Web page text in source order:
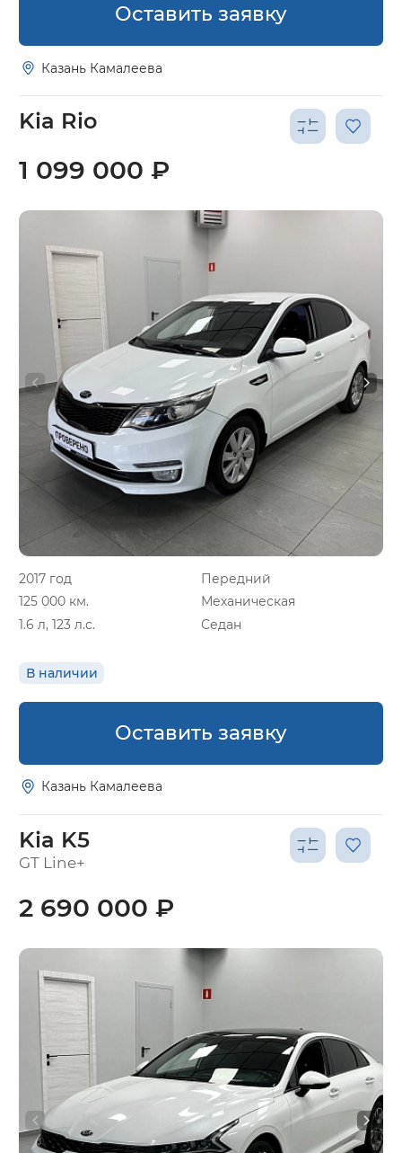
Оставить заявку
Казань Камалеева
Kia Rio
2017 год
Передний
125 000 км.
Механическая
1.6 л, 123 л.с.
Седан
В наличии
1 099 000 ₽
Оставить заявку
Казань Камалеева
Kia K5
GT Line+
2 690 000 ₽